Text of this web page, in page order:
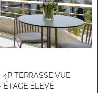
TERRASSE VUE
ÉLEVÉ